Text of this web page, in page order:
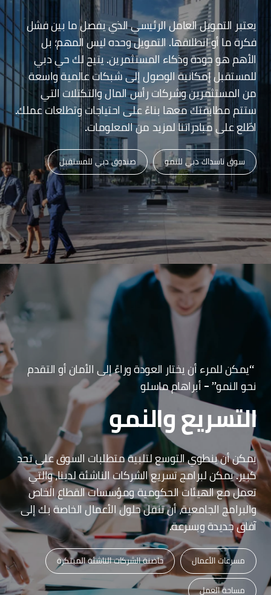
يعتبر التمويل العامل الرئيسي الذي يفصل ما بين فشل
فكرة ما أو انطلاقها. التمويل وحده ليس المهم؛ بل
الأهم هو جودة وذكاء المستثمرين. يتيح لك حي دبي
للمستقبل إمكانية الوصول إلى شبكات عالمية واسعة
من المستثمرين وشركات رأس المال والتكتلات التي
ستتم مطابقتك معها بناءً على احتياجات وتطلعات عملك.
اطّلع على مبادراتنا لمزيد من المعلومات.
صندوق دبي للمستقبل سوق ناسداك دبي للنمو
“يمكن للمرء أن يختار العودة وراءً إلى الأمان أو التقدم
نحو النمو” – أبراهام ماسلو
التسريع والنمو
يمكن أن ينطوي التوسع لتلبية متطلبات السوق على تحد
كبير. يمكن لبرامج تسريع الشركات الناشئة لدينا، والتي
تعمل مع الهيئات الحكومية ومؤسسات القطاع الخاص
والبرامج الجامعية، أن تنقل حلول الأعمال الخاصة بك إلى
آفاق جديدة وبسرعة.
حاضنة الشركات الناشئة المبتكرة مسرعات الأعمال
مساحة العمل